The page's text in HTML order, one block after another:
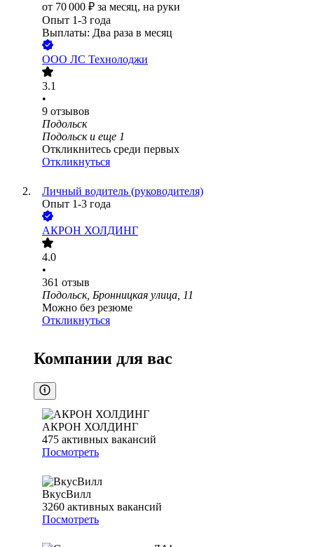
от 70 000 ₽ за месяц, на руки
Опыт 1-3 года
Выплаты: Два раза в месяц
ООО ЛС Технолоджи
3.1
•
9 отзывов
Подольск
Подольск и еще 1
Откликнитесь среди первых
Откликнуться
Личный водитель (руководителя)
Опыт 1-3 года
АКРОН ХОЛДИНГ
4.0
•
361 отзыв
Подольск, Бронницкая улица, 11
Можно без резюме
Откликнуться
Компании для вас
АКРОН ХОЛДИНГ
475 активных вакансий
Посмотреть
ВкусВилл
3260 активных вакансий
Посмотреть